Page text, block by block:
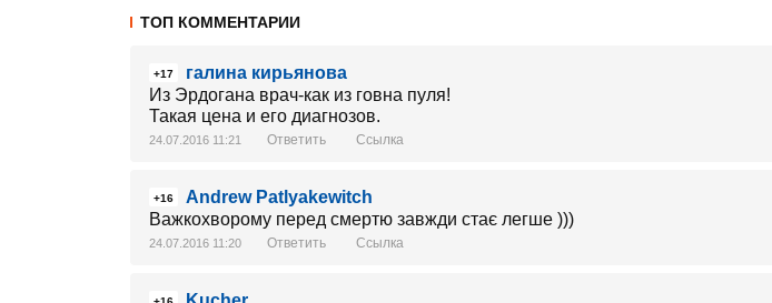
ТОП КОММЕНТАРИИ
+17
галина кирьянова
Из Эрдогана врач-как из говна пуля!
Такая цена и его диагнозов.
24.07.2016 11:21 Ответить Ссылка
+16
Andrew Patlyakewitch
Важкохворому перед смертю завжди стає легше )))
24.07.2016 11:20 Ответить Ссылка